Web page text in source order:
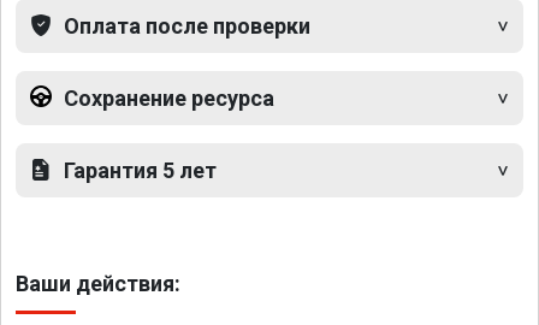
Оплата после проверки
Сохранение ресурса
Гарантия 5 лет
Ваши действия: